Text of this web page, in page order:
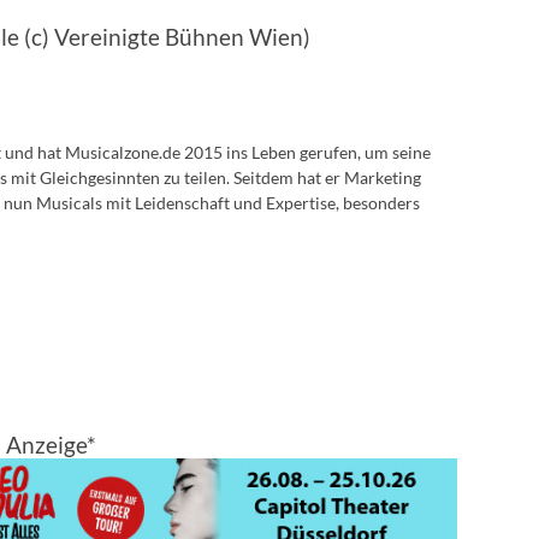
(c) Vereinigte Bühnen Wien)
hat Musicalzone.de 2015 ins Leben gerufen, um seine
mit Gleichgesinnten zu teilen. Seitdem hat er Marketing
Musicals mit Leidenschaft und Expertise, besonders
Anzeige*